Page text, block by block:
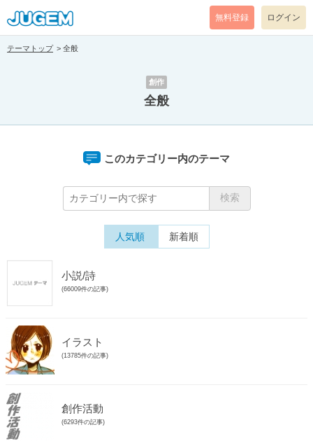
無料登録 ログイン
テーマトップ 全般
創作
全般
このカテゴリー内のテーマ
人気順 新着順
小説/詩
(66009件の記事)
イラスト
(13785件の記事)
創作活動
(6293件の記事)